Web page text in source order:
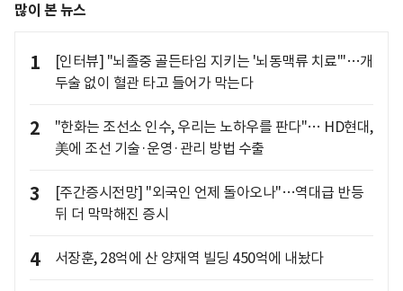
많이 본 뉴스
1
[인터뷰] "뇌졸중 골든타임 지키는 '뇌동맥류 치료'"…개
두술 없이 혈관 타고 들어가 막는다
2
"한화는 조선소 인수, 우리는 노하우를 판다"… HD현대,
美에 조선 기술·운영·관리 방법 수출
3
[주간증시전망] "외국인 언제 돌아오나"…역대급 반등
뒤 더 막막해진 증시
4 서장훈, 28억에 산 양재역 빌딩 450억에 내놨다